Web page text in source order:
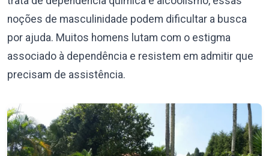
noções de masculinidade podem dificultar a busca
por ajuda. Muitos homens lutam com o estigma
associado à dependência e resistem em admitir que
precisam de assistência.